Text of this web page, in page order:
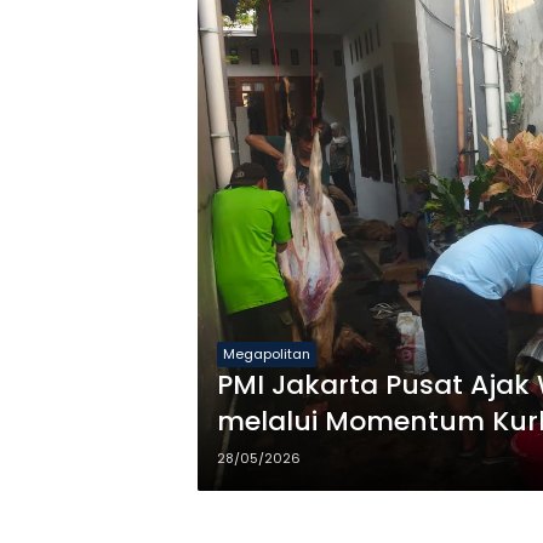
Megapolitan
PMI Jakarta Pusat
melalui Momentum
28/05/2026